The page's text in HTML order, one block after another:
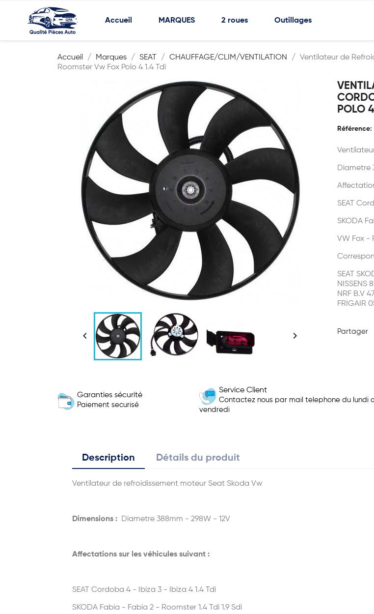
Accueil MARQUES 2 roues Outillages
Accueil Marques SEAT CHAUFFAGE/CLIM/VENTILATION
Ventilateur de
Roomster Vw Fox Polo 4 1.4 Tdi
 
POLO
Référence:
Diametre
SEAT
SKODA
VW Fox -
SEAT
NISSENS
NRF B.V
FRIGAIR
Partager
Garanties sécurité
Paiement securisé
Service Client
Contactez nous par mail telephone du lundi
vendredi
Description Détails du produit
Ventilateur de refroidissement moteur Seat Skoda Vw
Dimensions : Diametre 388mm - 298W - 12V
Affectations sur les véhicules suivant :
SEAT Cordoba 4 - Ibiza 3 - Ibiza 4 1.4 Tdi
SKODA Fabia - Fabia 2 - Roomster 1.4 Tdi 1.9 Sdi